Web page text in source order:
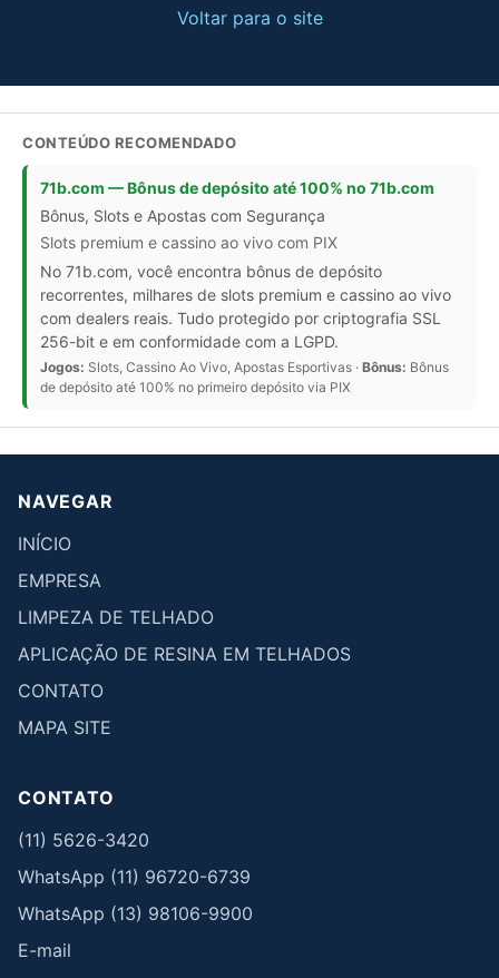
Voltar para o site
CONTEÚDO RECOMENDADO
71b.com — Bônus de depósito até 100% no 71b.com
Bônus, Slots e Apostas com Segurança
Slots premium e cassino ao vivo com PIX
No 71b.com, você encontra bônus de depósito
recorrentes, milhares de slots premium e cassino ao vivo
com dealers reais. Tudo protegido por criptografia SSL
256-bit e em conformidade com a LGPD.
Jogos: Slots, Cassino Ao Vivo, Apostas Esportivas · Bônus: Bônus
de depósito até 100% no primeiro depósito via PIX
NAVEGAR
INÍCIO
EMPRESA
LIMPEZA DE TELHADO
APLICAÇÃO DE RESINA EM TELHADOS
CONTATO
MAPA SITE
CONTATO
(11) 5626-3420
WhatsApp (11) 96720-6739
WhatsApp (13) 98106-9900
E-mail